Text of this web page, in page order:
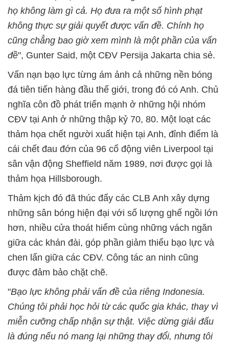
họ không làm gì cả. Họ đưa ra một số hình phạt
không thực sự giải quyết được vấn đề. Chính họ
cũng chẳng bao giờ xem mình là một phần của vấn
đề", Gunter Said, một CĐV Persija Jakarta chia sẻ.
Vấn nạn bạo lực từng ám ảnh cả những nền bóng
đá tiên tiến hàng đầu thế giới, trong đó có Anh. Chủ
nghĩa côn đồ phát triển mạnh ở những hội nhóm
CĐV tại Anh ở những thập kỷ 70, 80. Một loạt các
thảm họa chết người xuất hiện tại Anh, đỉnh điểm là
cái chết đau đớn của 96 cổ động viên Liverpool tại
sân vận động Sheffield năm 1989, nơi được gọi là
thảm họa Hillsborough.
Thảm kịch đó đã thúc đẩy các CLB Anh xây dựng
những sân bóng hiện đại với số lượng ghế ngồi lớn
hơn, nhiều cửa thoát hiểm cùng những vách ngăn
giữa các khán đài, góp phần giảm thiểu bạo lực và
chen lấn giữa các CĐV. Công tác an ninh cũng
được đảm bảo chặt chẽ.
"Bạo lực không phải vấn đề của riêng Indonesia.
Chúng tôi phải học hỏi từ các quốc gia khác, thay vì
miễn cưỡng chấp nhận sự thật. Việc dừng giải đấu
là đúng nếu nó mang lại những thay đổi, nhưng tôi